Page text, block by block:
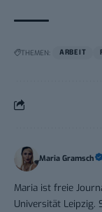
THEMEN: ARBEIT
Maria Gramsch
Maria ist freie
Universität Leipzig.